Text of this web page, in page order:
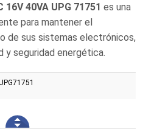
40VA UPG 71751 es una
para mantener el
de sus sistemas electrónicos,
y seguridad energética.